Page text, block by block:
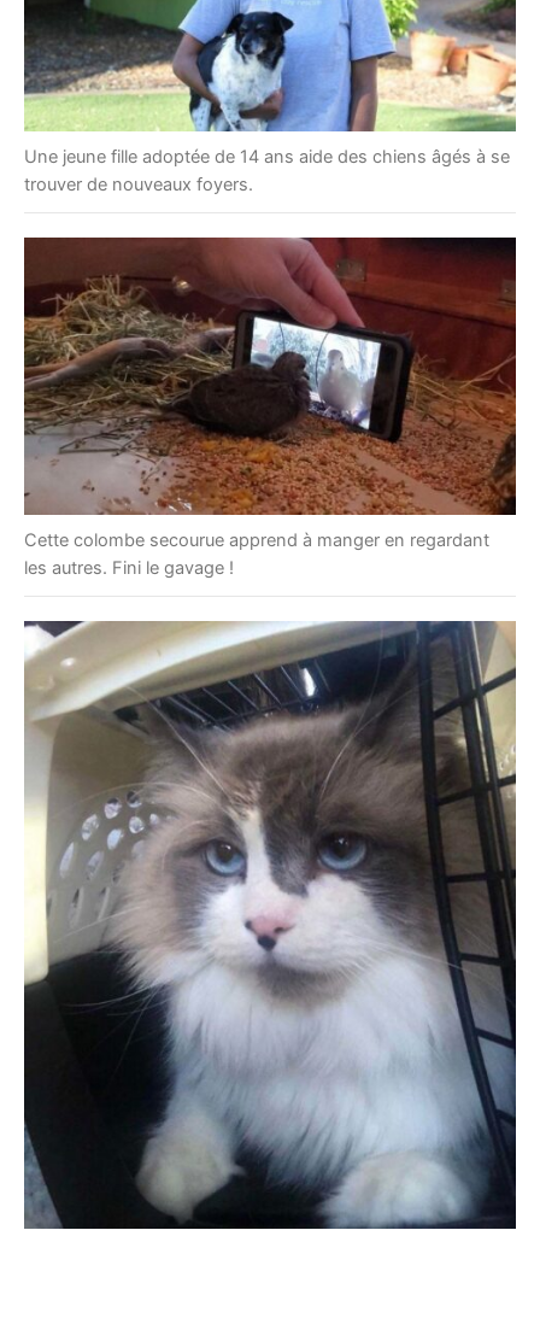
Une jeune fille adoptée de 14 ans aide des chiens âgés à se
trouver de nouveaux foyers.
Cette colombe secourue apprend à manger en regardant
les autres. Fini le gavage !